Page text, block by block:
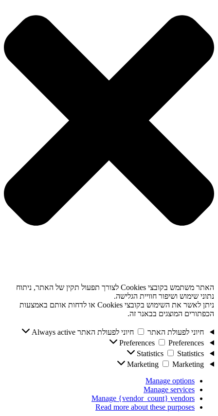
האתר משתמש בקובצי Cookies לצורך תפעול תקין של האתר, ניתוח
נתוני שימוש ושיפור חוויית הגלישה.
ניתן לאשר את השימוש בקובצי Cookies או לדחות אותם באמצעות
הכפתורים המוצגים בבאנר זה.
חיוני לפעולת האתר חיוני לפעולת האתר Always active
Preferences
Preferences
Statistics
Statistics
Marketing
Marketing
Manage options
Manage services
Manage {vendor_count} vendors
Read more about these purposes